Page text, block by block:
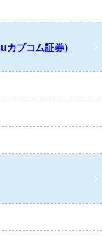
ブコム証券）